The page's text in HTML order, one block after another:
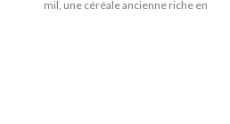
mil, une céréale ancienne riche en